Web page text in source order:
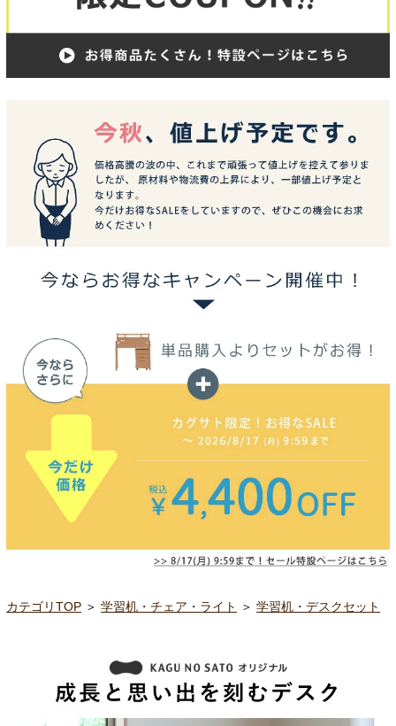
カテゴリTOP ＞ 学習机・チェア・ライト ＞ 学習机・デスクセット